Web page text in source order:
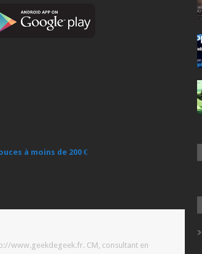
à moins de 200 €
www.geekdegeek.fr. CM, consultant en